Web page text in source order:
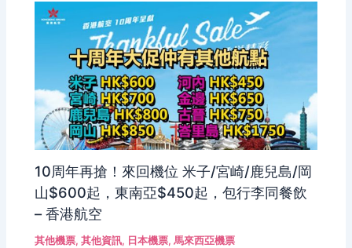
10周年再搶！來回機位 米子/宮崎/鹿兒島/岡
山$600起，東南亞$450起，包行李同餐飲
– 香港航空
其他機票,其他資訊, 日本機票,馬來西亞機票